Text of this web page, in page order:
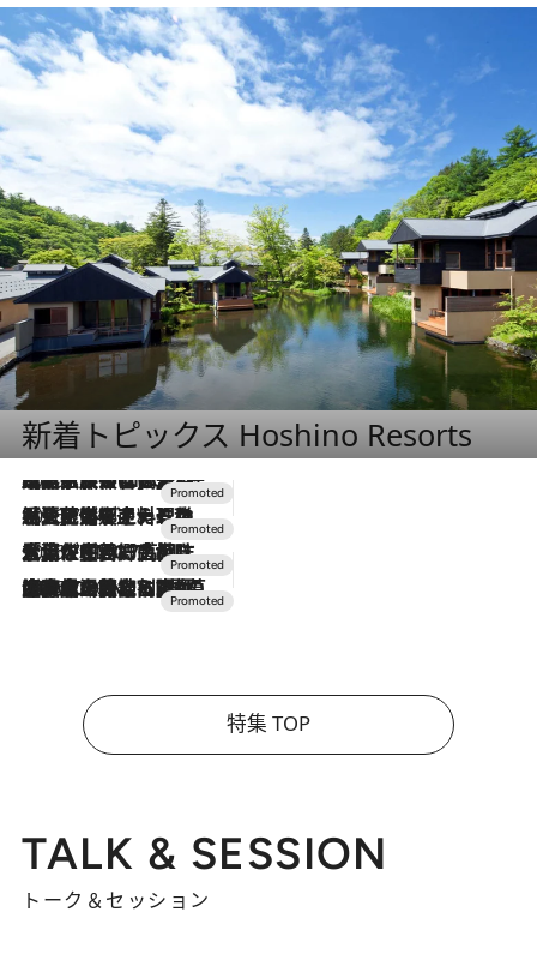
新着トピックス Hoshino Resorts
2026.7.31
【ホテル帰省】という選択肢をOMOが提案。家族とほどよい距離を保つには「昼は実家、夜は気兼ねなくホテルで！」
2026.7.24
【夏限定ディナーコース】旬を迎える稚鮎や花ズッキーニなどをイタリア・トスカーナの郷土料理の手法で満喫！
2026.7.17
「土佐和ハーブかき氷」がOMO7高知に登場！生姜、山椒、大葉など目にも舌にも涼を呼ぶ郷土の味
2026.7.10
NEW OPEN！【界 草津】名湯の地に誕生。趣の異なる2種の温泉と上州ならではの会席・蕎麦割烹など美食を味わう究極の癒やし旅
特集 TOP
TALK & SESSION
トーク＆セッション